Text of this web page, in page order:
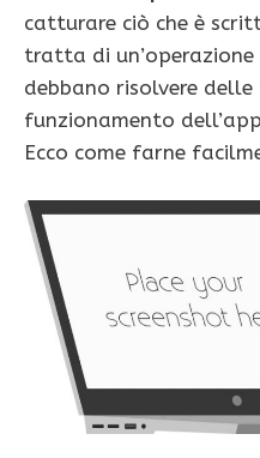
catturare ciò che è
tratta di
debbano risolvere
funzionamento
Ecco come farne